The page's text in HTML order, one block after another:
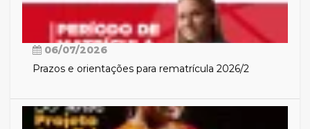
06/07/2026
Prazos e orientações para rematrícula 2026/2